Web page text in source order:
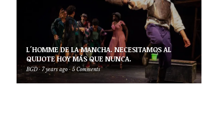
L´HOMME DE LA MANCHA. NECESITAMOS AL
QUIJOTE HOY MÁS QUE NUNCA.
BGD · 7 years ago · 5 Comments